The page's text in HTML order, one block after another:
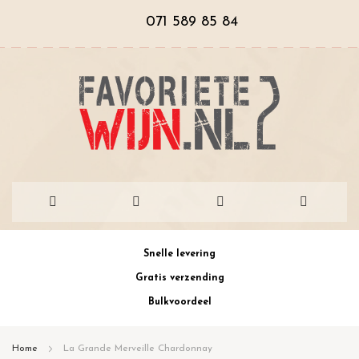
071 589 85 84
Snelle levering
Gratis verzending
Bulkvoordeel
Home La Grande Merveille Chardonnay